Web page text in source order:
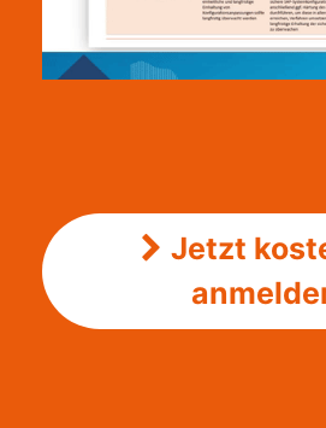
Jetzt